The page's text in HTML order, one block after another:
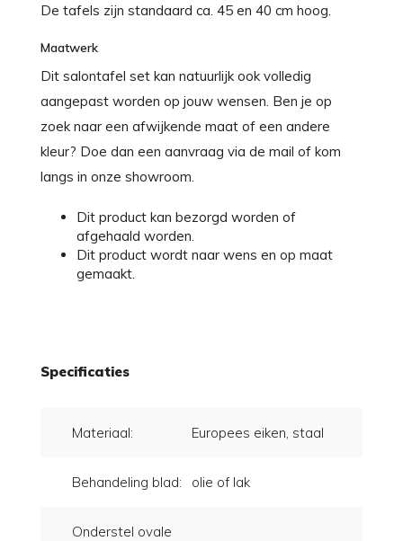
De tafels zijn standaard ca. 45 en 40 cm hoog.
Maatwerk
Dit salontafel set kan natuurlijk ook volledig
aangepast worden op jouw wensen. Ben je op
zoek naar een afwijkende maat of een andere
kleur? Doe dan een aanvraag via de mail of kom
langs in onze showroom.
Dit product kan bezorgd worden of
afgehaald worden.
Dit product wordt naar wens en op maat
gemaakt.
Specificaties
Materiaal: Europees eiken, staal
Behandeling blad: olie of lak
Onderstel ovale